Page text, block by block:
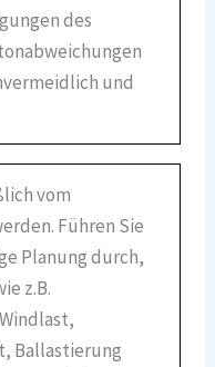
des
und
vom
Führen Sie
Planung durch,
z.B.
Ballastierung